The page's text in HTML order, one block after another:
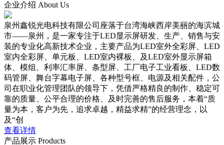
企业介绍 About Us
泉州鑫锐光电科技有限公司座落于台湾海峡西岸美丽的海滨城
市——泉州，是一家专注于LED显示屏研发、生产、销售与安
装的专业化高新技术企业，主要产品为LED室外全彩屏、LED
室内全彩屏、单元板、LED室内裸板、及LED室外显示屏箱
体、模组、利率汇率屏、条型屏、工厂电子工业看板、LED数
码管屏、舞台字幕电子屏、各种型号框、电源及相关配件，公
司在职业化管理团队的领导下，凭借严格精良的制作、稳定可
靠的质量、公平合理的价格、及时完善的售后服务，本着“质
量为本，客户为先，追求卓越，精益求精”的经营理念，以
及“创
查看详情
产品展示 Products